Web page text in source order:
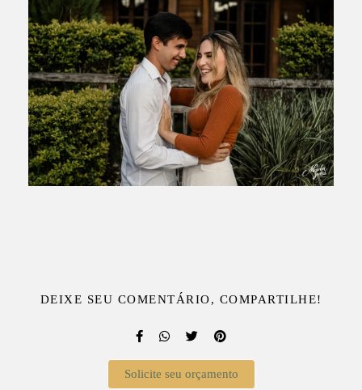
DEIXE SEU COMENTÁRIO, COMPARTILHE!
Solicite seu orçamento